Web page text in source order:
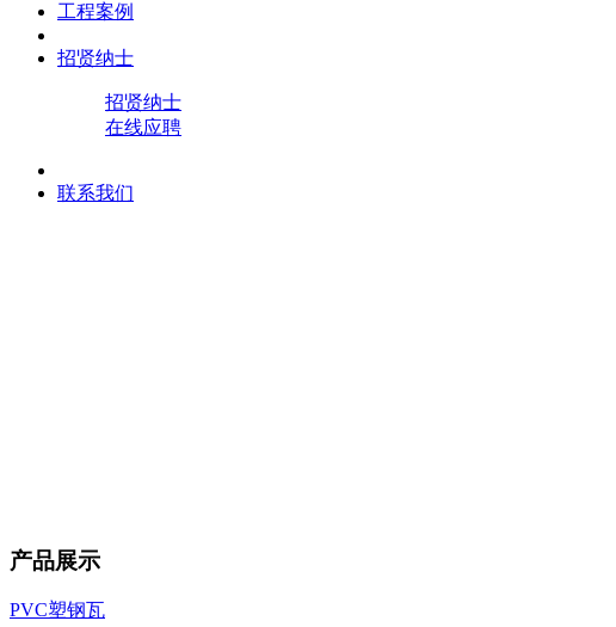
工程案例
招贤纳士
招贤纳士
在线应聘
联系我们
产品展示
PVC塑钢瓦